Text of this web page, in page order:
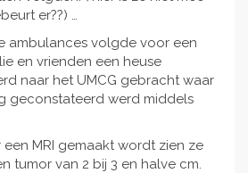
er??) …
ambulances volgde voor een
en vrienden een heuse
naar het UMCG gebracht waar
geconstateerd werd middels
MRI gemaakt wordt zien ze
tumor van 2 bij 3 en halve cm.